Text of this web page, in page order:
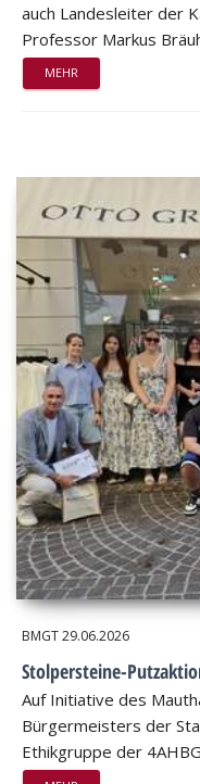
auch Landesleiter der
Professor Markus
MEHR
BMGT29.06.2026
Stolpersteine-
Auf Initiative des
Bürgermeisters der
Ethikgruppe der